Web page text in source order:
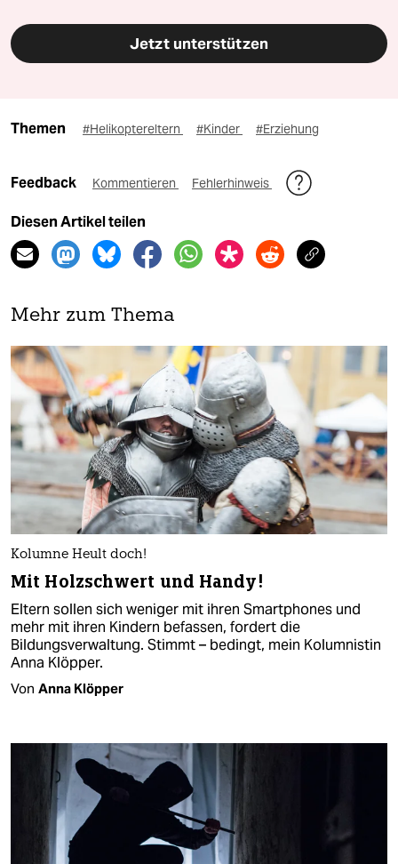
Jetzt unterstützen
Themen #Helikoptereltern #Kinder #Erziehung
Feedback Kommentieren Fehlerhinweis
Diesen Artikel teilen
Mehr zum Thema
Kolumne Heult doch!
Mit Holzschwert und Handy!
Eltern sollen sich weniger mit ihren Smartphones und
mehr mit ihren Kindern befassen, fordert die
Bildungsverwaltung. Stimmt – bedingt, mein Kolumnistin
Anna Klöpper.
Von Anna Klöpper